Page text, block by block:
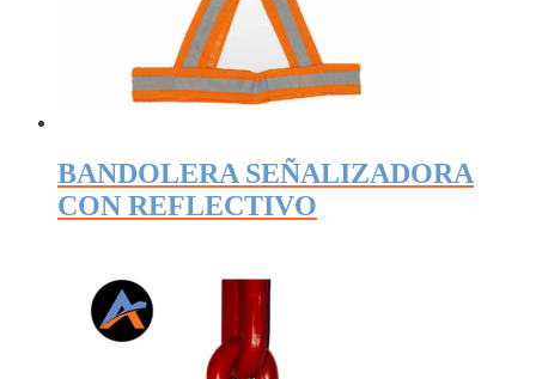
BANDOLERA SEÑALIZADORA
CON REFLECTIVO